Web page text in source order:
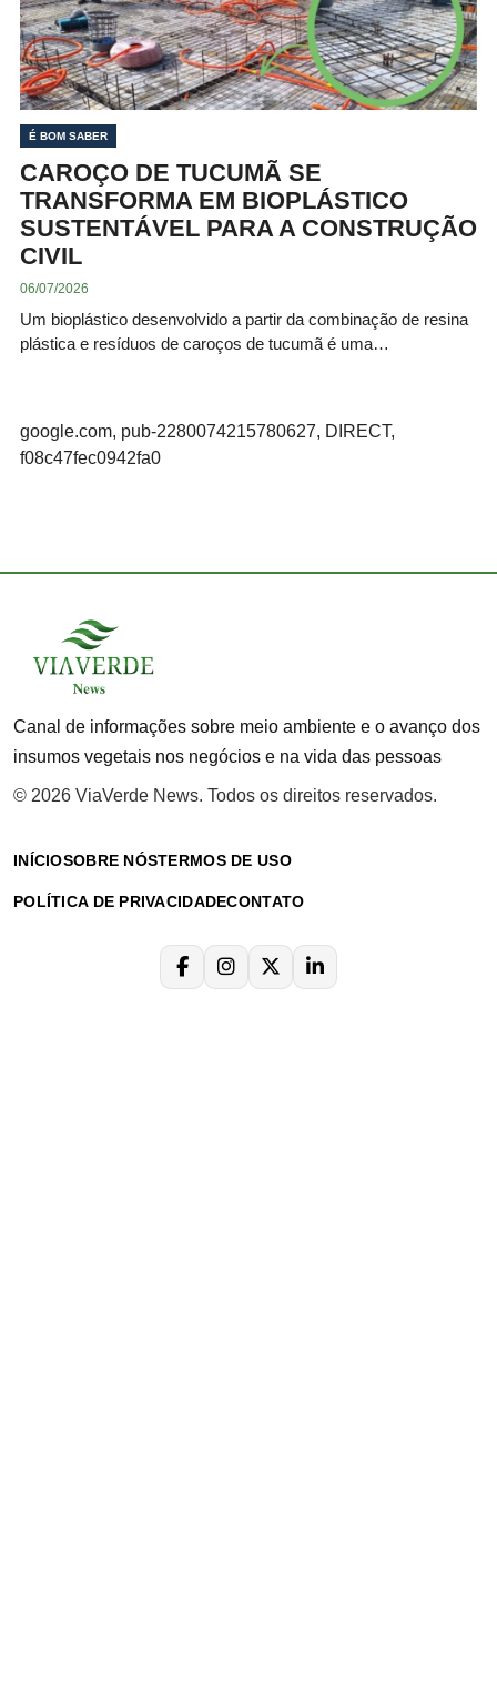
É BOM SABER
CAROÇO DE TUCUMÃ SE
TRANSFORMA EM BIOPLÁSTICO
SUSTENTÁVEL PARA A CONSTRUÇÃO
CIVIL
06/07/2026
Um bioplástico desenvolvido a partir da combinação de resina
plástica e resíduos de caroços de tucumã é uma…
google.com, pub-2280074215780627, DIRECT,
f08c47fec0942fa0
Canal de informações sobre meio ambiente e o avanço dos
insumos vegetais nos negócios e na vida das pessoas
© 2026 ViaVerde News. Todos os direitos reservados.
INÍCIOSOBRE NÓSTERMOS DE USO
POLÍTICA DE PRIVACIDADECONTATO